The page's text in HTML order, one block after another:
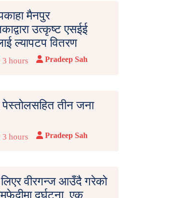
मैनपुर
उत्कृष्ट एसईई
ल्यापटप वितरण
3 hours Pradeep Sah
पेस्तोलसहित तीन जना
3 hours Pradeep Sah
लिएर वीरगन्ज आउँदै गरेको
दुर्घटना, एक